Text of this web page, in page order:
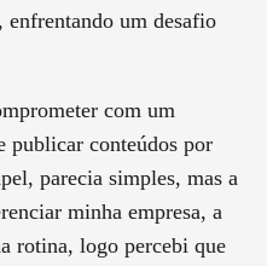
enfrentando um desafio
com um
publicar conteúdos por
parecia simples, mas a
minha empresa, a
rotina, logo percebi que